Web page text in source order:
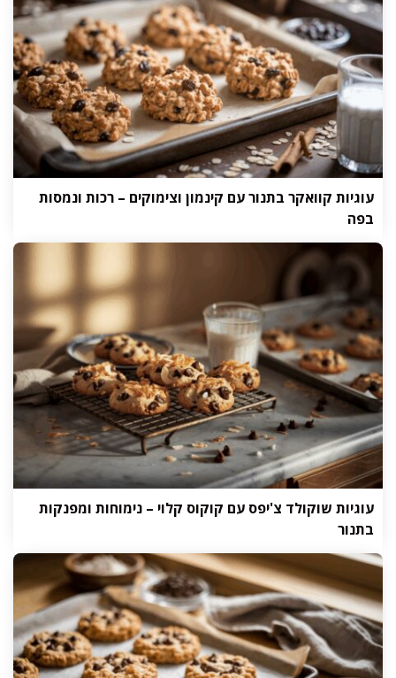
עוגיות קוואקר בתנור עם קינמון וצימוקים – רכות ונמסות
בפה
עוגיות שוקולד צ'יפס עם קוקוס קלוי – נימוחות ומפנקות
בתנור